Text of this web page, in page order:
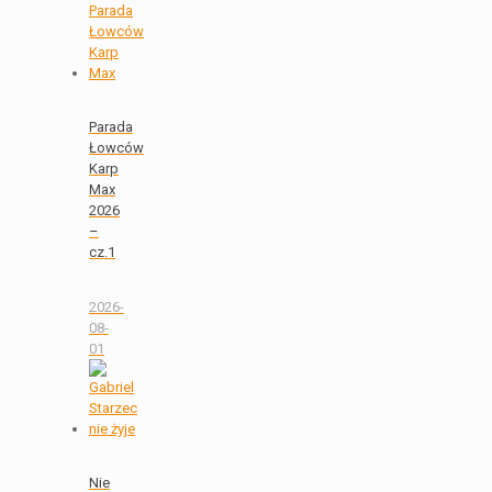
Parada
Łowców
Karp
Max
2026
–
cz.1
2026-
08-
01
Nie